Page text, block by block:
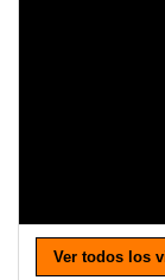
Ver todos los